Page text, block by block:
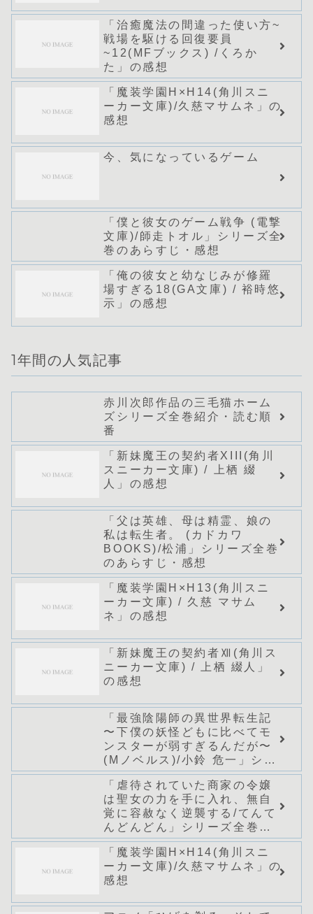
「治癒魔法の間違った使い方~
戦場を駆ける回復要員
~12(MFブックス) /くろか
た」の感想
「魔装学園H×H14(角川スニ
ーカー文庫)/久慈マサムネ」の
感想
今、気になっているゲーム
「僕と彼女のゲーム戦争 (電撃
文庫)/師走トオル」シリーズ全
巻のあらすじ・感想
「俺の彼女と幼なじみが修羅
場すぎる18(GA文庫) / 裕時悠
示」の感想
1年間の人気記事
赤川次郎作品の三毛猫ホーム
ズシリーズ全巻紹介・読む順
番
「新妹魔王の契約者XIII(角川
スニーカー文庫) / 上栖 綴
人」の感想
「父は英雄、母は精霊、娘の
私は転生者。 (カドカワ
BOOKS)/松浦」シリーズ全巻
のあらすじ・感想
「魔装学園H×H13(角川スニ
ーカー文庫) / 久慈 マサム
ネ」の感想
「新妹魔王の契約者Ⅻ(角川ス
ニーカー文庫) / 上栖 綴人」
の感想
「最強陰陽師の異世界転生記
〜下僕の妖怪どもに比べてモ
ンスターが弱すぎるんだが〜
(Mノベルス)/小鈴 危一」シリ
ーズ全巻のあらすじ・感想
「虐待されていた商家の令嬢
は聖女の力を手に入れ、無自
覚に容赦なく逆襲する/てんて
んどんどん」シリーズ全巻の
あらすじ・感想
「魔装学園H×H14(角川スニ
ーカー文庫)/久慈マサムネ」の
感想